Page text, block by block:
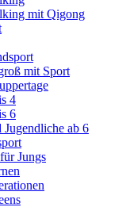
mit Qigong
mit Sport
4
6
ab 6
Jungs